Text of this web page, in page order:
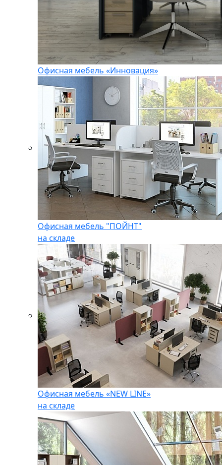
Офисная мебель «Инновация»
Офисная мебель "ПОЙНТ"
на складе
Офисная мебель «NEW LINE»
на складе